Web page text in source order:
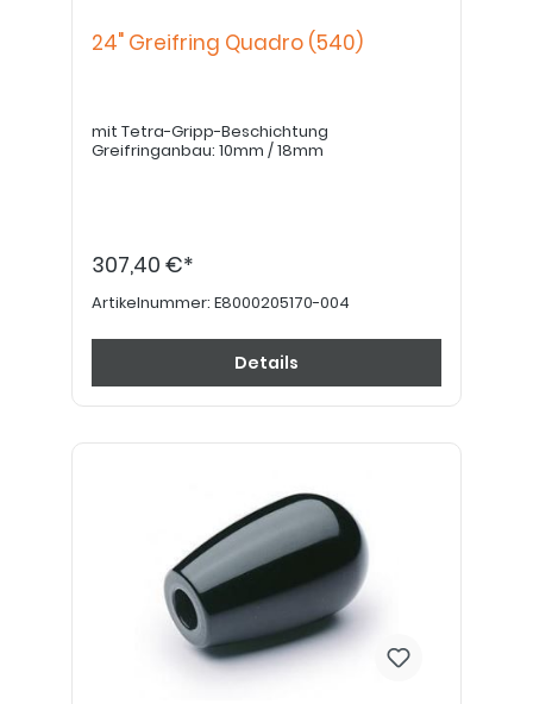
24" Greifring Quadro (540)
mit Tetra-Gripp-Beschichtung
Greifringanbau: 10mm / 18mm
307,40 €*
Artikelnummer: E8000205170-004
Details